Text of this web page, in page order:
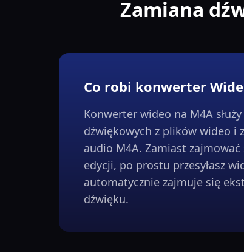
Zamiana
Co robi konwerter
Konwerter wideo na M4A
dźwiękowych z plików wideo i
audio M4A. Zamiast
edycji, po prostu przesyłasz
automatycznie zajmuje się
dźwięku.